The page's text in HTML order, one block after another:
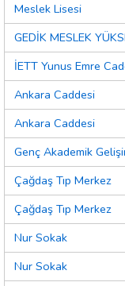
Meslek Lisesi
GEDİK MESLEK
İETT Yunus Emre
Ankara Caddesi
Ankara Caddesi
Genç Akademik
Çağdaş Tıp Merkez
Çağdaş Tıp Merkez
Nur Sokak
Nur Sokak